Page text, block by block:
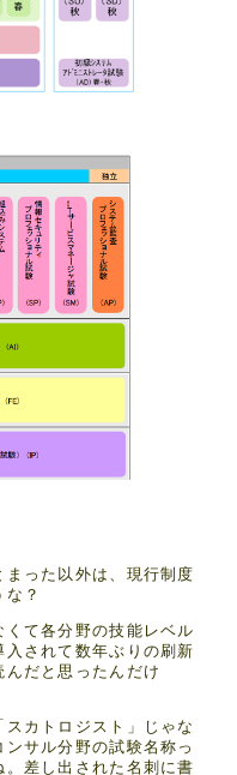
った以外は、現行制度
な？
て各分野の技能レベル
されて数年ぶりの刷新
だと思ったんだけ
カトロジスト」じゃな
サル分野の試験名称っ
差し出された名刺に書